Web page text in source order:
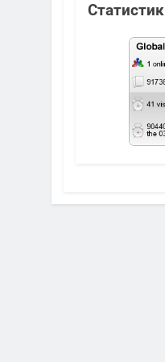
Статистик